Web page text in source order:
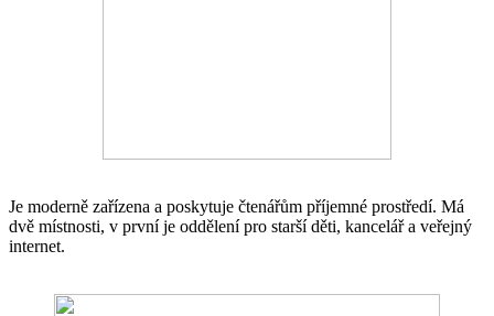
Je moderně zařízena a poskytuje čtenářům příjemné prostředí. Má
dvě místnosti, v první je oddělení pro starší děti, kancelář a veřejný
internet.